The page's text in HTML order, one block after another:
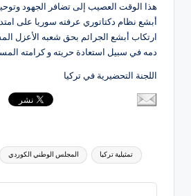
هذا الوقت العصيب إلى تضافر الجهود
أبشع نظام دكتاتوري عرفته سوريا على
ارتكاب أبشع الجرائم بحق شعبه الأعزل
دمه في سبيل استعادة حريته و كرامته
اللجنة التحضيرية في تركيا
العلامات: المجلس الوطني الكوردي تمثيلية تركيا